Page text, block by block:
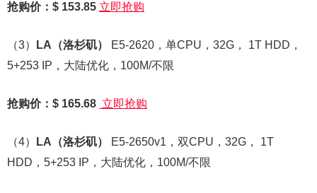
抢购价：$ 153.85 立即抢购
（3） LA （洛杉矶）
E5-2620，单CPU，32G， 1T HDD，
5+253 IP，大陆优化，100M/不限
抢购价：$ 165.68 立即抢购
（4） LA （洛杉矶）
E5-2650v1，双CPU，32G， 1T
HDD，5+253 IP，大陆优化，100M/不限